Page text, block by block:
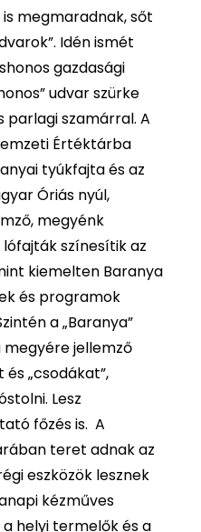
megmaradnak, sőt
Idén ismét
gazdasági
udvar szürke
parlagi szamárral. A
Értéktárba
tyúkfajta és az
Óriás nyúl,
megyénk
színesítik az
kiemelten Baranya
és programok
a „Baranya”
jellemző
„csodákat”,
Lesz
főzés is. A
teret adnak az
eszközök lesznek
kézműves
helyi termelők és a